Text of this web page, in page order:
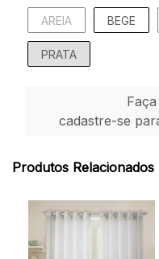
AREIA BEGE
PRATA
cadastre-se
Produtos Relacionados